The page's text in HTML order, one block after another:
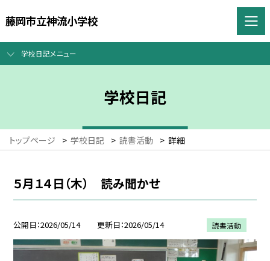
藤岡市立神流小学校
学校日記メニュー
学校日記
トップページ > 学校日記 > 読書活動 > 詳細
５月１４日（木） 読み聞かせ
公開日 2026/05/14 更新日 2026/05/14 読書活動